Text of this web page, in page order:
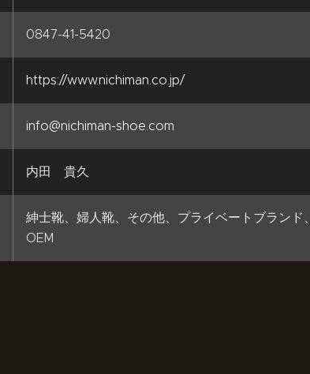
0847-41-5420
https://www.nichiman.co.jp/
info@nichiman-shoe.com
内田 貴久
紳士靴、婦人靴、その他、プライベートブランド、
OEM